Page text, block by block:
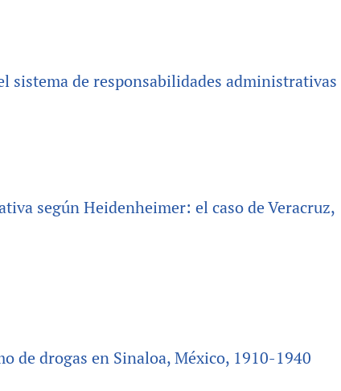
sistema de responsabilidades administrativas
según Heidenheimer: el caso de Veracruz,
de drogas en Sinaloa, México, 1910-1940